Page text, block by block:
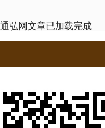
通弘网文章已加载完成